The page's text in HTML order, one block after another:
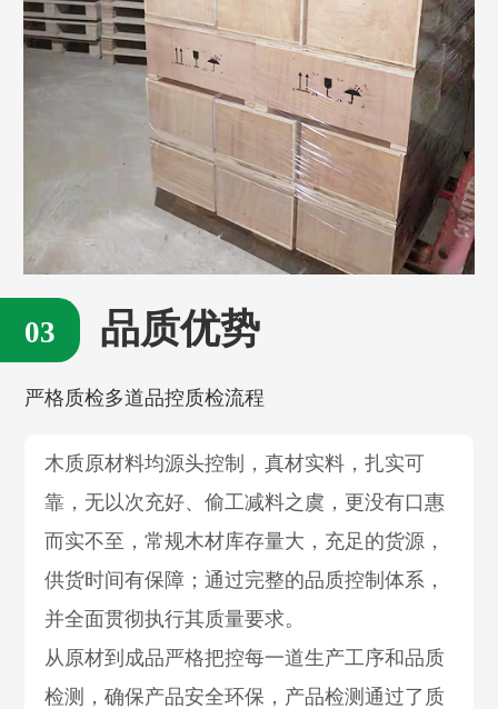
品质优势
严格质检多道品控质检流程
木质原材料均源头控制，真材实料，扎实可
靠，无以次充好、偷工减料之虞，更没有口惠
而实不至，常规木材库存量大，充足的货源，
供货时间有保障；通过完整的品质控制体系，
并全面贯彻执行其质量要求。
从原材到成品严格把控每一道生产工序和品质
检测，确保产品安全环保，产品检测通过了质